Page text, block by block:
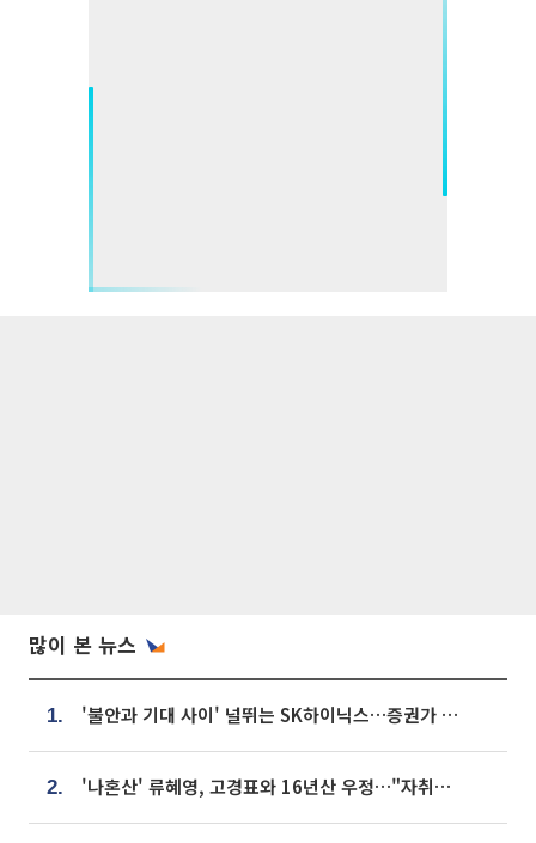
많이 본 뉴스
1. '불안과 기대 사이' 널뛰는 SK하이닉스…증권가 "HBM4·LTA 기반 펀터멘털 견고"
2. '나혼산' 류혜영, 고경표와 16년산 우정…"자취방서 부모님과 마주쳐"